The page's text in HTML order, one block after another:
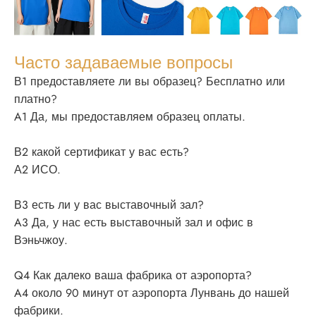
Часто задаваемые вопросы
В1 предоставляете ли вы образец? Бесплатно или
платно?
A1 Да, мы предоставляем образец оплаты.
В2 какой сертификат у вас есть?
А2 ИСО.
В3 есть ли у вас выставочный зал?
A3 Да, у нас есть выставочный зал и офис в
Вэньчжоу.
Q4 Как далеко ваша фабрика от аэропорта?
A4 около 90 минут от аэропорта Лунвань до нашей
фабрики.